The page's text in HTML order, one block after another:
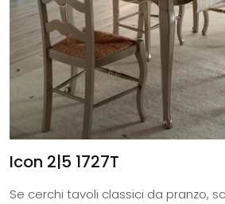
Icon 2|5 1727T
Se cerchi tavoli classici da pranzo,